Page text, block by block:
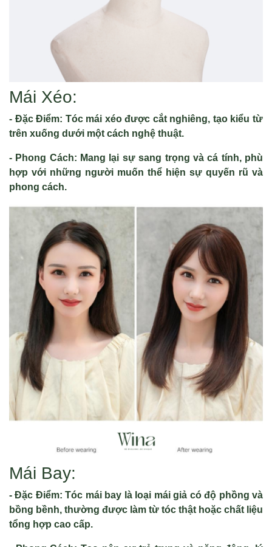
Mái Xéo:
- Đặc Điểm: Tóc mái xéo được cắt nghiêng, tạo kiểu từ
trên xuống dưới một cách nghệ thuật.
- Phong Cách: Mang lại sự sang trọng và cá tính, phù
hợp với những người muốn thể hiện sự quyến rũ và
phong cách.
Mái Bay:
- Đặc Điểm: Tóc mái bay là loại mái giả có độ phồng và
bồng bềnh, thường được làm từ tóc thật hoặc chất liệu
tổng hợp cao cấp.